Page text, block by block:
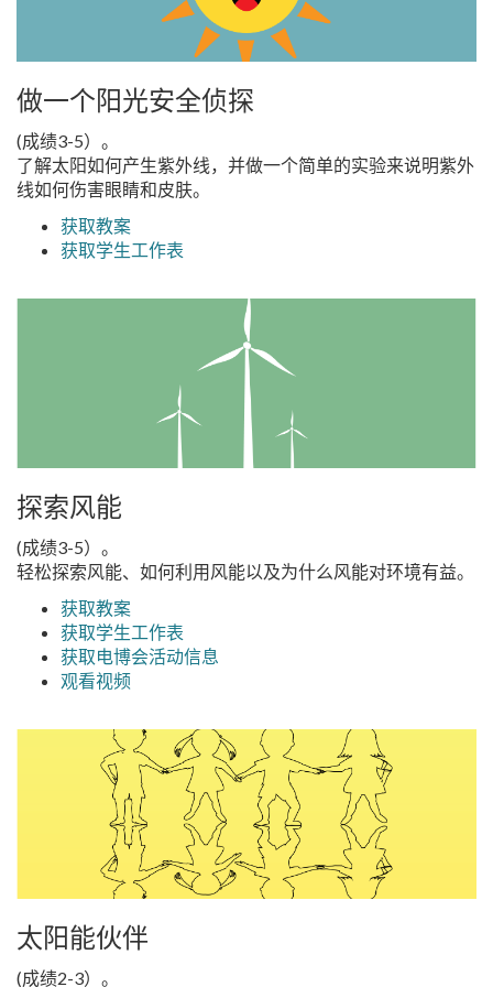
做一个阳光安全侦探
(成绩3-5）。
了解太阳如何产生紫外线，并做一个简单的实验来说明紫外
线如何伤害眼睛和皮肤。
获取教案
获取学生工作表
探索风能
(成绩3-5）。
轻松探索风能、如何利用风能以及为什么风能对环境有益。
获取教案
获取学生工作表
获取电博会活动信息
观看视频
太阳能伙伴
(成绩2-3）。